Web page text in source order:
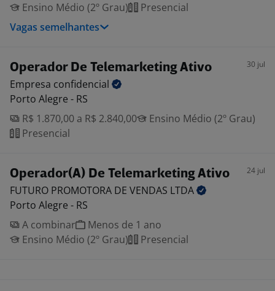
Ensino Médio (2º Grau)
Presencial
Vagas semelhantes
Operador De Telemarketing Ativo 30 jul
Empresa confidencial
Porto Alegre - RS
R$ 1.870,00 a R$ 2.840,00
Ensino Médio (2º Grau)
Presencial
Operador(A) De Telemarketing Ativo 24 jul
FUTURO PROMOTORA DE VENDAS LTDA
Porto Alegre - RS
A combinar
Menos de 1 ano
Ensino Médio (2º Grau)
Presencial